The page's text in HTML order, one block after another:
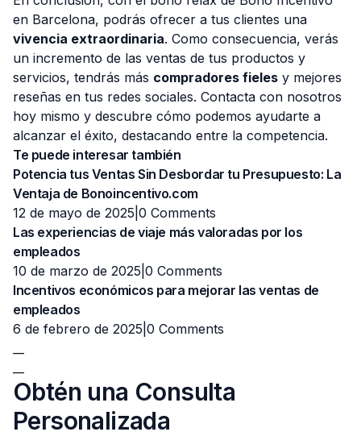
en Barcelona, podrás ofrecer a tus clientes una
vivencia extraordinaria. Como consecuencia, verás
un incremento de las ventas de tus productos y
servicios, tendrás más compradores fieles y mejores
reseñas en tus redes sociales. Contacta con nosotros
hoy mismo y descubre cómo podemos ayudarte a
alcanzar el éxito, destacando entre la competencia.
Te puede interesar también
Potencia tus Ventas Sin Desbordar tu Presupuesto: La
Ventaja de Bonoincentivo.com
12 de mayo de 2025| 0 Comments
Las experiencias de viaje más valoradas por los
empleados
10 de marzo de 2025| 0 Comments
Incentivos económicos para mejorar las ventas de
empleados
6 de febrero de 2025| 0 Comments
Obtén una Consulta
Personalizada